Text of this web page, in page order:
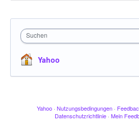
Suchen
Yahoo
Yahoo · Nutzungsbedingungen ·
Datenschutzrichtlinie · Mein